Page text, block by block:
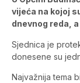
vijeća na kojoj
dnevnog reda,
Sjednica je
donesene su
Najvažnija tema